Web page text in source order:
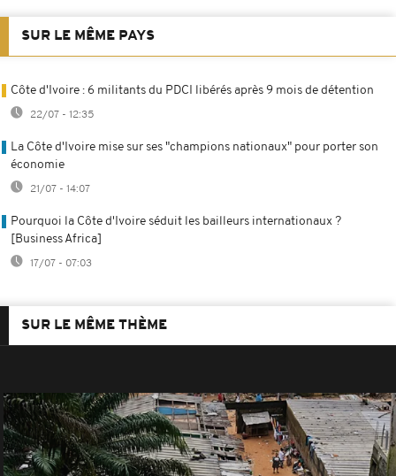
SUR LE MÊME PAYS
Côte d'Ivoire : 6 militants du PDCI libérés après 9 mois de détention
22/07 - 12:35
La Côte d'Ivoire mise sur ses "champions nationaux" pour porter son
économie
21/07 - 14:07
Pourquoi la Côte d'Ivoire séduit les bailleurs internationaux ?
[Business Africa]
17/07 - 07:03
SUR LE MÊME THÈME